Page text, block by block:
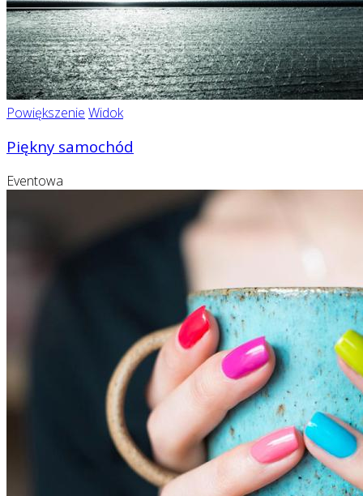
Powiększenie Widok
Piękny samochód
Eventowa